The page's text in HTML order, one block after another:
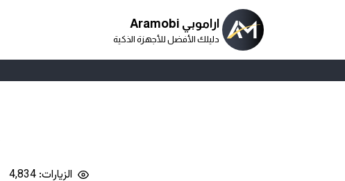
اراموبي Aramobi
دليلك الأفضل للأجهزة الذكية
الزيارات: 4,834